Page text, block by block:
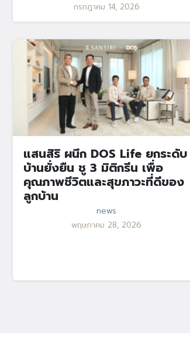
กรกฎาคม 14, 2026
แสนสิริ ผนึก DOS Life ยกระดับ
บ้านยั่งยืน ชู 3 มิติกรีน เพื่อ
คุณภาพชีวิตและสุขภาวะที่ดีของ
ลูกบ้าน
news
พฤษภาคม 28, 2026